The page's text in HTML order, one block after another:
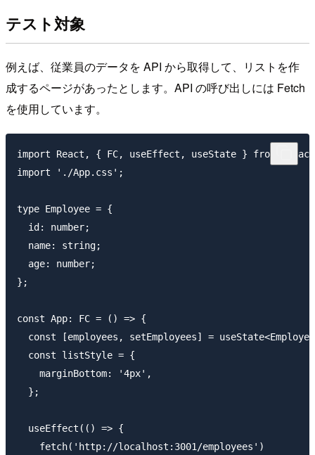
テスト対象
例えば、従業員のデータを API から取得して、リストを作
成するページがあったとします。API の呼び出しには Fetch
を使用しています。
import React, { FC, useEffect, useState } from
import './App.css';
type Employee = {
  id: number;
  name: string;
  age: number;
};
const App: FC = () => {
const [employees, setEmployees] =
  const listStyle = {
    marginBottom: '4px',
  };
  useEffect(() => {
    fetch('http://localhost:3001/employees')